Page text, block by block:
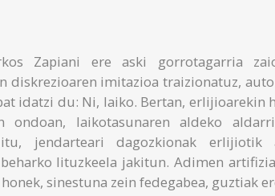
Zapiani ere aski gorrotagarria
diskrezioaren imitazioa traizionatuz,
idatzi du: Ni, laiko. Bertan, erlijioarekin
ondoan, laikotasunaren aldeko
jendarteari dagozkionak erlijiotik
lituzkeela jakitun. Adimen
sinestuna zein fedegabea, guztiak